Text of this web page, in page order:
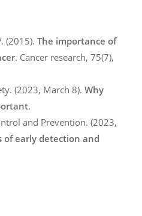
(2015). The importance of
. Cancer research, 75(7),
(2023, March 8). Why
.
and Prevention. (2023,
of early detection and